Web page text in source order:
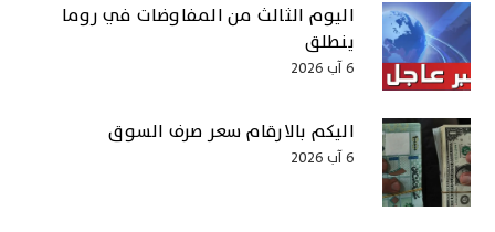
اليوم الثالث من المفاوضات في روما
ينطلق
6 آب 2026
اليكم بالارقام سعر صرف السوق
6 آب 2026